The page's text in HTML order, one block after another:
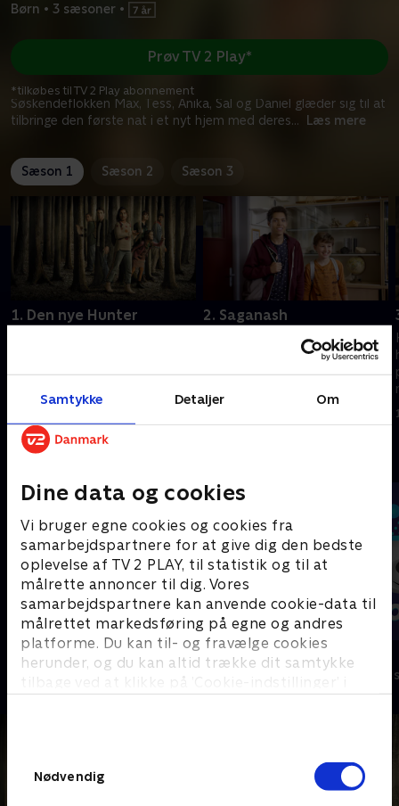
Samtykke Detaljer Om
Dine data og cookies
Vi bruger egne cookies og cookies fra
samarbejdspartnere for at give dig den bedste
oplevelse af TV 2 PLAY, til statistik og til at
målrette annoncer til dig. Vores
samarbejdspartnere kan anvende cookie-data til
målrettet markedsføring på egne og andres
platforme. Du kan til- og fravælge cookies
herunder, og du kan altid trække dit samtykke
tilbage ved at klikke på ’Cookie-indstillinger’ i
Nødvendig
Børn • 3 sæsoner •
Søskendeflokken Max, Tess, Anika, Sal og Daniel glæder sig til at
tilbringe den første nat i et nyt hjem med deres... Læs mere
Prøv TV 2 Play*
*tilkøbes til TV 2 Play abonnement
Sæson 1 Sæson 2 Sæson 3
1. Den nye Hunter
til at tilbringe den første nat i
plejefamilie.
2. Saganash
Hunter-flokken leder efter
deres forsvundne forældre og
finder ud af mere end
Andre så også
Vicke Viking
Børneserier • 1 sæsoner
Olly & Lea
Børneserier •